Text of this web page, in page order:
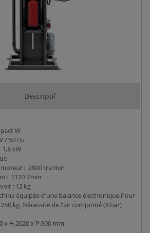
Descriptif
W
/ 50 Hz
kW
: 2900 trs/min
: 2120 l/min
: 12 kg
équipée d'une balance électronique.Pour
kg. Nécessite de l'air comprimé (8 bar)
x H.2020 x P.900 mm